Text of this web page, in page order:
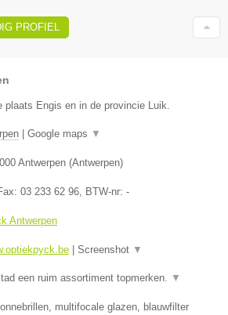
PROFIEL
plaats Engis en in de provincie Luik.
Google maps ▼
Antwerpen (Antwerpen)
03 233 62 96, BTW-nr: -
Antwerpen
Screenshot ▼
een ruim assortiment topmerken. ▼
multifocale glazen, blauwfilter